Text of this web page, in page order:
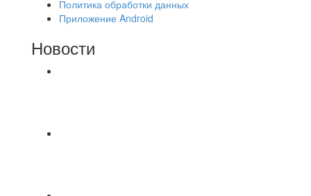
Политика обработки данных
Приложение Android
Новости